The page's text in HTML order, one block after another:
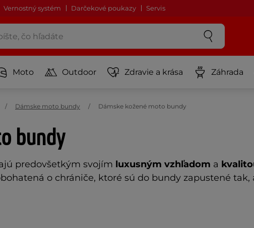
Vernostný systém Darčekové poukazy Servis
Moto Outdoor Zdravie a krása Záhrada
bundy
predovšetkým svojím luxusným vzhľadom a
o chrániče, ktoré sú do bundy zapustené
Dámske moto bundy Dámske kožené moto bundy